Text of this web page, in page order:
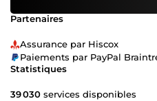
Partenaires
Assurance par Hiscox
Paiements par PayPal
Statistiques
39 030 services disponibles